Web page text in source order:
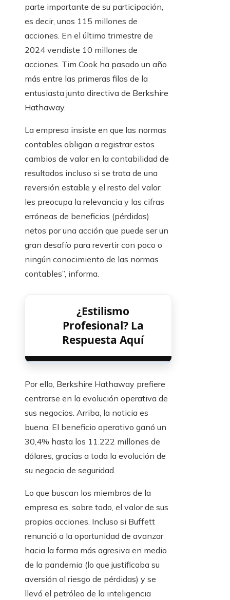
parte importante de su participación,
es decir, unos 115 millones de
acciones. En el último trimestre de
2024 vendiste 10 millones de
acciones. Tim Cook ha pasado un año
más entre las primeras filas de la
entusiasta junta directiva de Berkshire
Hathaway.
La empresa insiste en que las normas
contables obligan a registrar estos
cambios de valor en la contabilidad de
resultados incluso si se trata de una
reversión estable y el resto del valor:
les preocupa la relevancia y las cifras
erróneas de beneficios (pérdidas)
netos por una acción que puede ser un
gran desafío para revertir con poco o
ningún conocimiento de las normas
contables”, informa.
¿Estilismo
Profesional? La
Respuesta Aquí
Por ello, Berkshire Hathaway prefiere
centrarse en la evolución operativa de
sus negocios. Arriba, la noticia es
buena. El beneficio operativo ganó un
30,4% hasta los 11.222 millones de
dólares, gracias a toda la evolución de
su negocio de seguridad.
Lo que buscan los miembros de la
empresa es, sobre todo, el valor de sus
propias acciones. Incluso si Buffett
renunció a la oportunidad de avanzar
hacia la forma más agresiva en medio
de la pandemia (lo que justificaba su
aversión al riesgo de pérdidas) y se
llevó el petróleo de la inteligencia